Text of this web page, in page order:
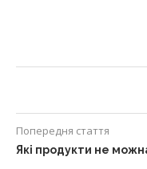
Попередня стаття
Які продукти не